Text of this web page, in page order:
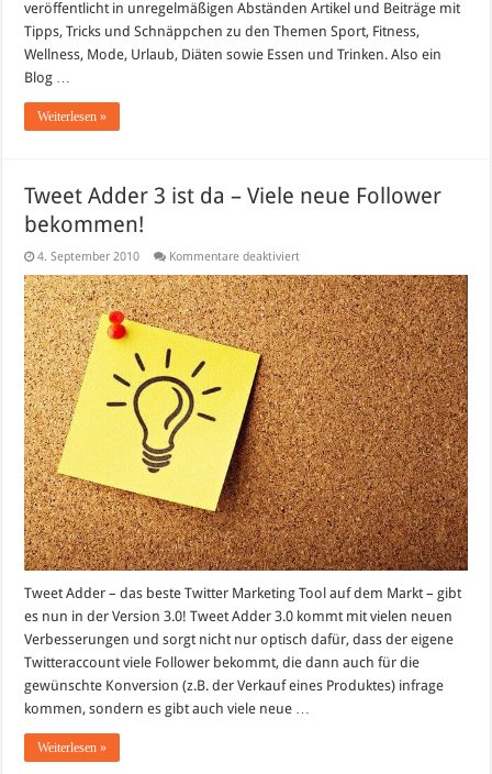
Schönheit
und
Gesundheit
veröffentlicht in unregelmäßigen Abständen Artikel und Beiträge mit
Tipps, Tricks und Schnäppchen zu den Themen Sport, Fitness,
Wellness, Mode, Urlaub, Diäten sowie Essen und Trinken. Also ein
Blog …
Weiterlesen »
Tweet Adder 3 ist da – Viele neue Follower
bekommen!
4. September 2010 Kommentare deaktiviertfür
Adder
3
ist
da
–
Viele
neue
Follower
bekommen!
Tweet Adder – das beste Twitter Marketing Tool auf dem Markt – gibt
es nun in der Version 3.0! Tweet Adder 3.0 kommt mit vielen neuen
Verbesserungen und sorgt nicht nur optisch dafür, dass der eigene
Twitteraccount viele Follower bekommt, die dann auch für die
gewünschte Konversion (z.B. der Verkauf eines Produktes) infrage
kommen, sondern es gibt auch viele neue …
Weiterlesen »